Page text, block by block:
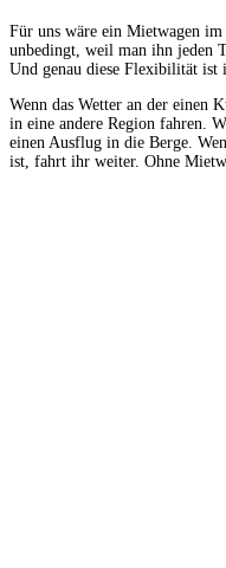
Für uns wäre ein Mietwagen
unbedingt, weil man ihn jeden
Und genau diese Flexibilität
Wenn das Wetter an der einen
in eine andere Region fahren.
einen Ausflug in die Berge.
ist, fahrt ihr weiter. Ohne